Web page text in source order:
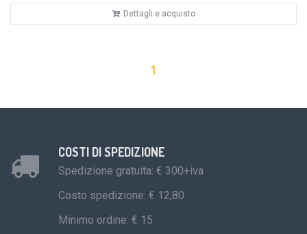
Dettagli e acquisto
1
COSTI DI SPEDIZIONE
Spedizione gratuita: € 300+iva
Costo spedizione: € 12,80
Minimo ordine: € 15